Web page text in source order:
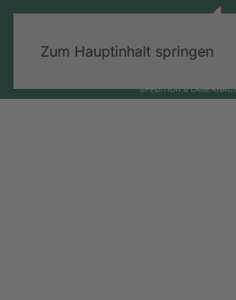
Zum Hauptinhalt springen